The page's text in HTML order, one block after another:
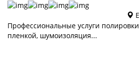
Профессиональные услуги
пленкой, шумоизоляция...